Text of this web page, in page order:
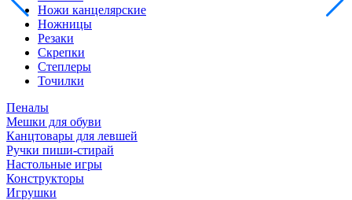
Ножи канцелярские
Ножницы
Резаки
Скрепки
Степлеры
Точилки
Пеналы
Мешки для обуви
Канцтовары для левшей
Ручки пиши-стирай
Настольные игры
Конструкторы
Игрушки